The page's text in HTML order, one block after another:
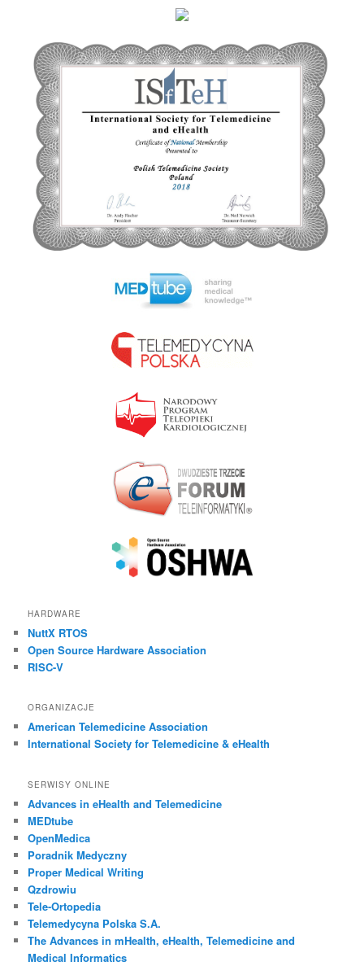
HARDWARE
NuttX RTOS
Open Source Hardware Association
RISC-V
ORGANIZACJE
American Telemedicine Association
International Society for Telemedicine & eHealth
SERWISY ONLINE
Advances in eHealth and Telemedicine
MEDtube
OpenMedica
Poradnik Medyczny
Proper Medical Writing
Qzdrowiu
Tele-Ortopedia
Telemedycyna Polska S.A.
The Advances in mHealth, eHealth, Telemedicine and
Medical Informatics